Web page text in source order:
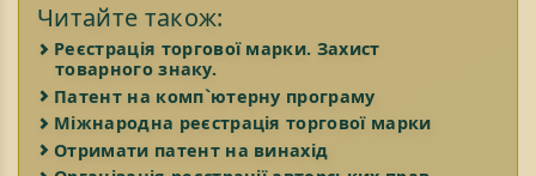
Читайте також:
Реєстрація торгової марки. Захист
товарного знаку.
Патент на комп`ютерну програму
Міжнародна реєстрація торгової марки
Отримати патент на винахід